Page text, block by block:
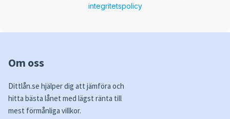
integritetspolicy
Om oss
Dittlån.se hjälper dig att jämföra och
hitta bästa lånet med lägst ränta till
mest förmånliga villkor.